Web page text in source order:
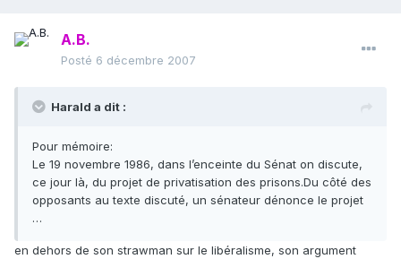
A.B.
Posté 6 décembre 2007
Harald a dit :
Pour mémoire:
Le 19 novembre 1986, dans l’enceinte du Sénat on discute,
ce jour là, du projet de privatisation des prisons.Du côté des
opposants au texte discuté, un sénateur dénonce le projet
…
en dehors de son strawman sur le libéralisme, son argument